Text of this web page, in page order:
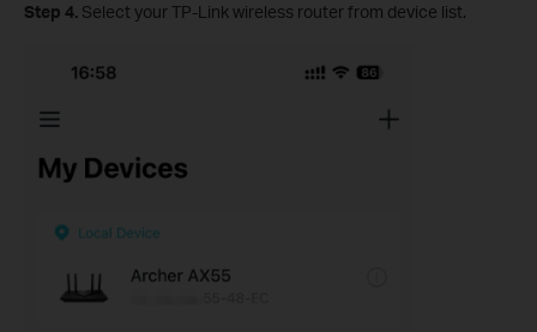
Step 4. Select your TP-Link wireless router from device list.